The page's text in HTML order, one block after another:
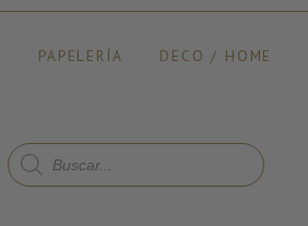
PAPELERÍA DECO / HOME